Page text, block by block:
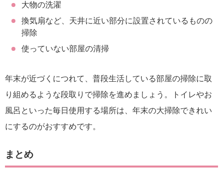
大物の洗濯
換気扇など、天井に近い部分に設置されているものの
掃除
使っていない部屋の清掃
年末が近づくにつれて、普段生活している部屋の掃除に取
り組めるような段取りで掃除を進めましょう。トイレやお
風呂といった毎日使用する場所は、年末の大掃除できれい
にするのがおすすめです。
まとめ